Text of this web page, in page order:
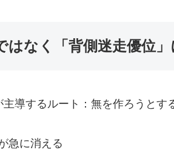
はなく「背側迷走優位
導するルート：無を作ろうとす
急に消える